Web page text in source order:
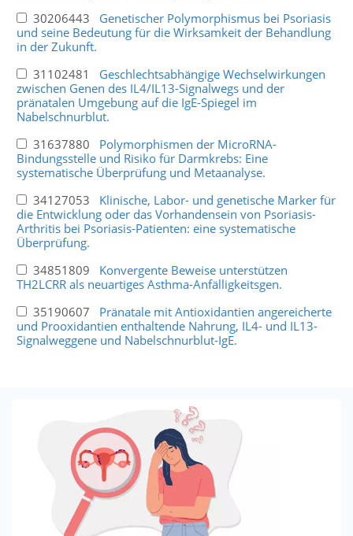
30206443 Genetischer Polymorphismus bei Psoriasis
und seine Bedeutung für die Wirksamkeit der Behandlung
in der Zukunft.
31102481 Geschlechtsabhängige Wechselwirkungen
zwischen Genen des IL4/IL13-Signalwegs und der
pränatalen Umgebung auf die IgE-Spiegel im
Nabelschnurblut.
31637880 Polymorphismen der MicroRNA-
Bindungsstelle und Risiko für Darmkrebs: Eine
systematische Überprüfung und Metaanalyse.
34127053 Klinische, Labor- und genetische Marker für
die Entwicklung oder das Vorhandensein von Psoriasis-
Arthritis bei Psoriasis-Patienten: eine systematische
Überprüfung.
34851809 Konvergente Beweise unterstützen
TH2LCRR als neuartiges Asthma-Anfälligkeitsgen.
35190607 Pränatale mit Antioxidantien angereicherte
und Prooxidantien enthaltende Nahrung, IL4- und IL13-
Signalweggene und Nabelschnurblut-IgE.